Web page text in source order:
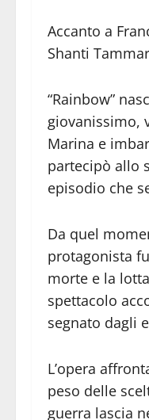
Accanto a
Shanti
“Rainbow”
giovanissimo,
Marina e
partecipò allo
episodio che
Da quel
protagonista
morte e la
spettacolo
segnato dagli
L’opera
peso delle
guerra lascia